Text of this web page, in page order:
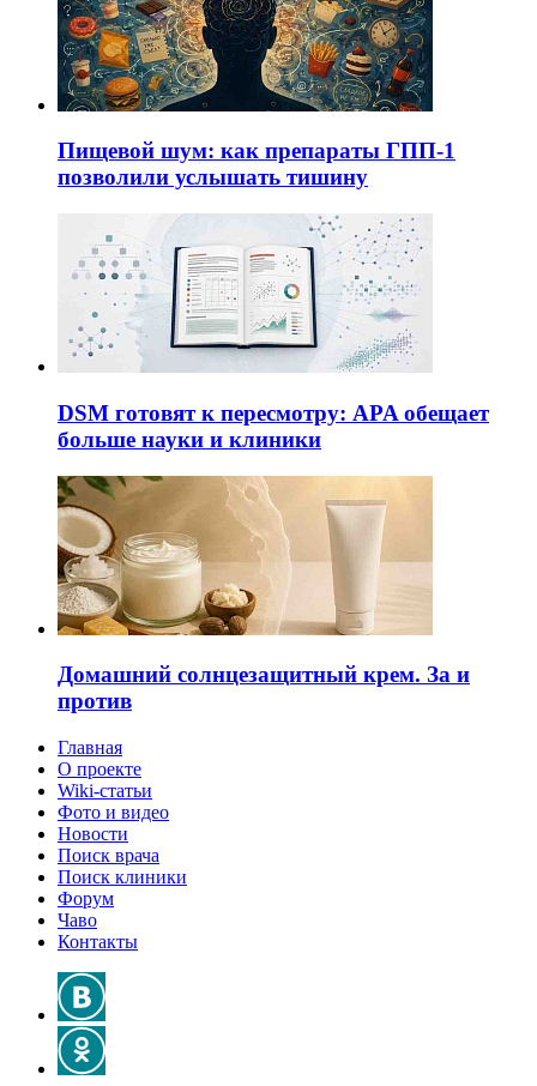
Пищевой шум: как препараты ГПП-1
позволили услышать тишину
DSM готовят к пересмотру: APA обещает
больше науки и клиники
Домашний солнцезащитный крем. За и
против
Главная
О проекте
Wiki-статьи
Фото и видео
Новости
Поиск врача
Поиск клиники
Форум
Чаво
Контакты